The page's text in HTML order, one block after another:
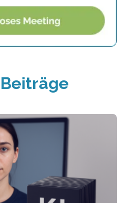
Beiträge